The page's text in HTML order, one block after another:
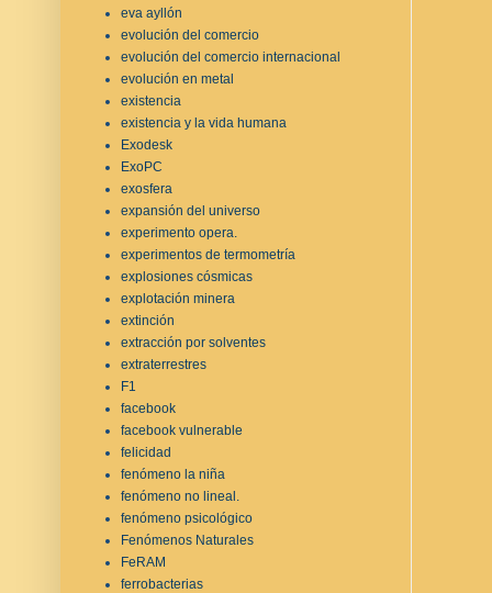
eva ayllón
evolución del comercio
evolución del comercio internacional
evolución en metal
existencia
existencia y la vida humana
Exodesk
ExoPC
exosfera
expansión del universo
experimento opera.
experimentos de termometría
explosiones cósmicas
explotación minera
extinción
extracción por solventes
extraterrestres
F1
facebook
facebook vulnerable
felicidad
fenómeno la niña
fenómeno no lineal.
fenómeno psicológico
Fenómenos Naturales
FeRAM
ferrobacterias